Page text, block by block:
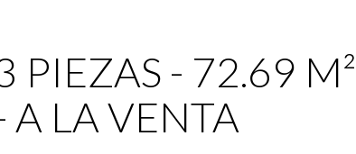
PIEZAS - 72.69 M²
LA VENTA